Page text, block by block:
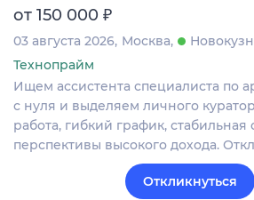
от 150 000 ₽
03 августа 2026 Москва
Технопрайм
Ищем ассистента специалиста по
с нуля и выделяем личного
работа, гибкий график, стабильная
перспективы высокого дохода.
Откликнуться